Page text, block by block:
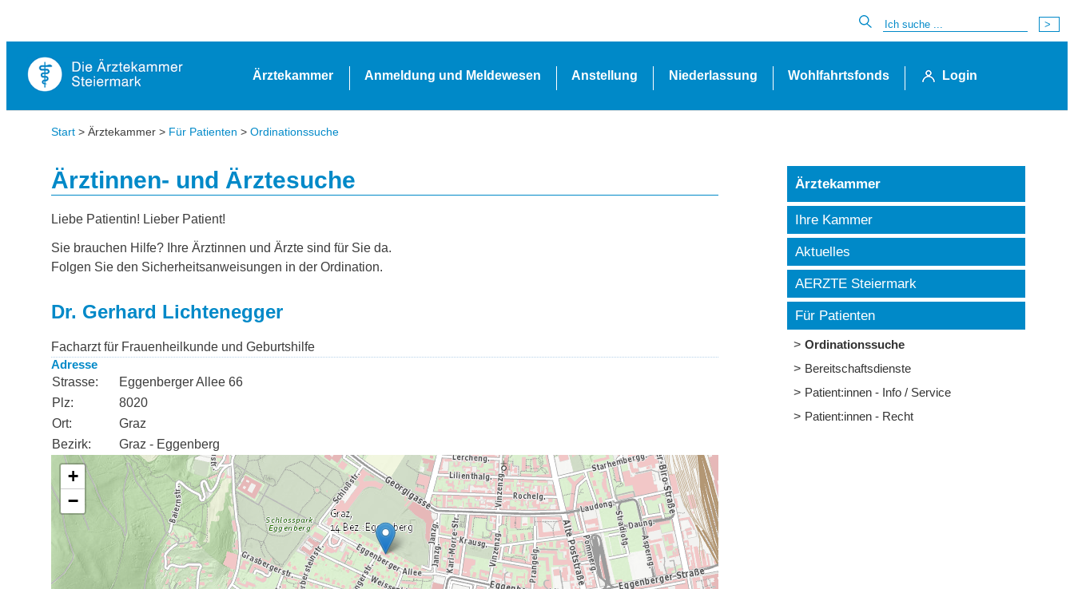
Ärztekammer Anmeldung und Meldewesen Anstellung Niederlassung Wohlfahrtsfonds Login
Start > Ärztekammer > Für Patienten > Ordinationssuche
Ärztinnen- und Ärztesuche
Liebe Patientin! Lieber Patient!
Sie brauchen Hilfe? Ihre Ärztinnen und Ärzte sind für Sie da.
Folgen Sie den Sicherheitsanweisungen in der Ordination.
Dr. Gerhard Lichtenegger
Facharzt für Frauenheilkunde und Geburtshilfe
Adresse
Strasse:
Eggenberger Allee 66
Plz:
8020
Ort:
Graz
Bezirk:
Graz - Eggenberg
Ärztekammer
Ihre Kammer
Aktuelles
AERZTE Steiermark
Für Patienten
Ordinationssuche
Bereitschaftsdienste
Patient:innen - Info / Service
Patient:innen - Recht